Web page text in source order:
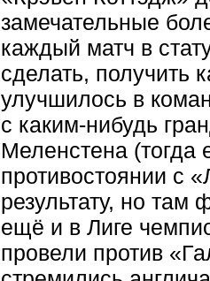
замечательные
каждый матч в
сделать, получить
улучшилось в
с каким-нибудь
Меленстена (тогда
противостоянии с
результату, но там
ещё и в Лиге
провели против